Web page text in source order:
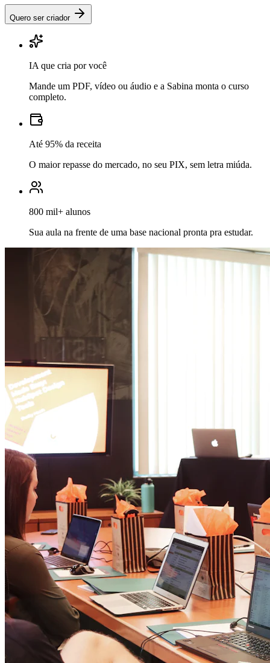
Quero ser criador
IA que cria por você
Mande um PDF, vídeo ou áudio e a Sabina monta o curso
completo.
Até 95% da receita
O maior repasse do mercado, no seu PIX, sem letra miúda.
800 mil+ alunos
Sua aula na frente de uma base nacional pronta pra estudar.